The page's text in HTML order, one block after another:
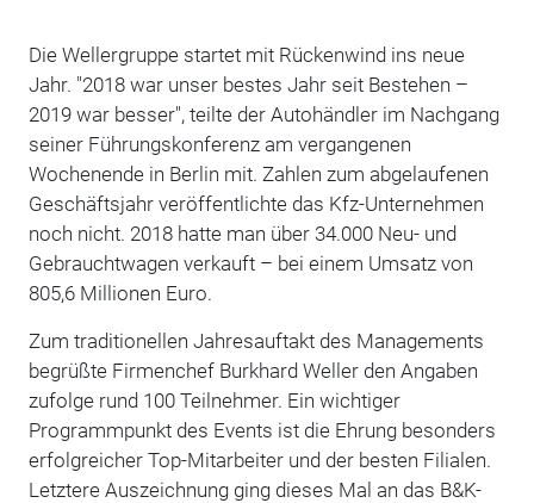
Die Wellergruppe startet mit Rückenwind ins neue
Jahr. "2018 war unser bestes Jahr seit Bestehen –
2019 war besser", teilte der Autohändler im Nachgang
seiner Führungskonferenz am vergangenen
Wochenende in Berlin mit. Zahlen zum abgelaufenen
Geschäftsjahr veröffentlichte das Kfz-Unternehmen
noch nicht. 2018 hatte man über 34.000 Neu- und
Gebrauchtwagen verkauft – bei einem Umsatz von
805,6 Millionen Euro.
Zum traditionellen Jahresauftakt des Managements
begrüßte Firmenchef Burkhard Weller den Angaben
zufolge rund 100 Teilnehmer. Ein wichtiger
Programmpunkt des Events ist die Ehrung besonders
erfolgreicher Top-Mitarbeiter und der besten Filialen.
Letztere Auszeichnung ging dieses Mal an das B&K-